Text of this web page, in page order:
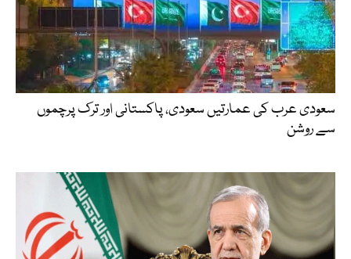
سعودی عرب کی عمارتیں سعودی، پاکستانی اور ترک پرچموں
سے روشن